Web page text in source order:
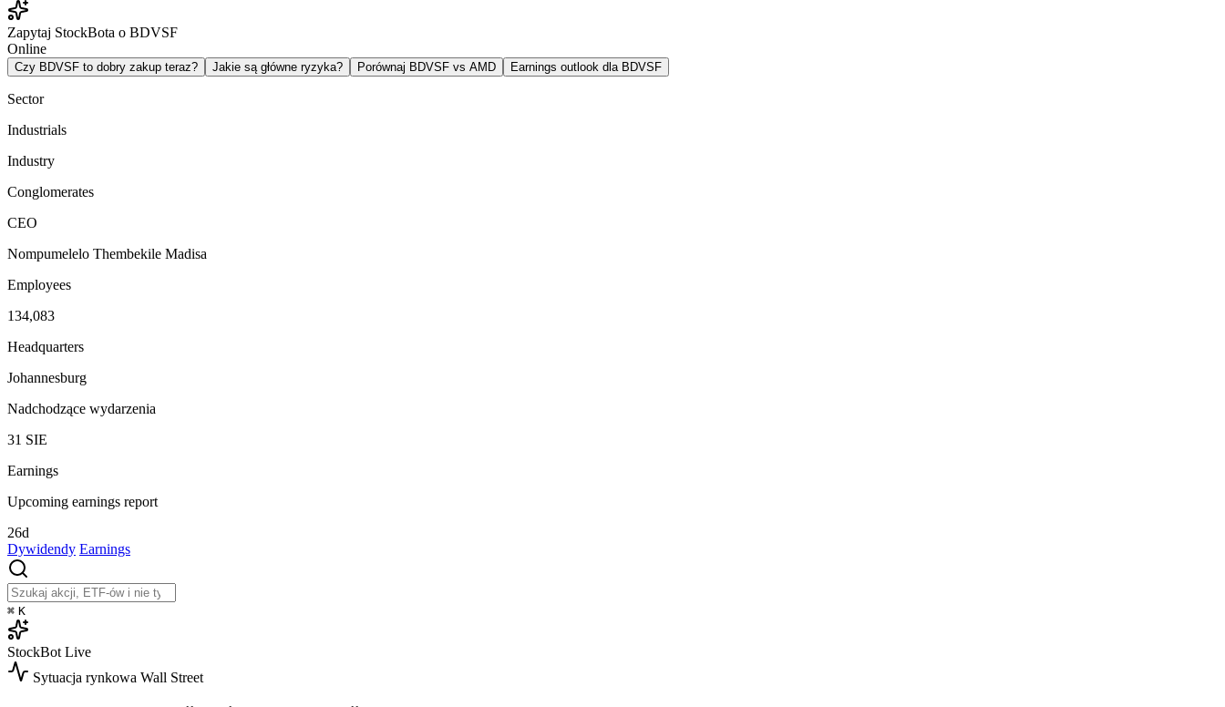
Zapytaj StockBota o BDVSF
Online
Czy BDVSF to dobry zakup teraz? Jakie są główne ryzyka? Porównaj BDVSF vs AMD Earnings outlook dla BDVSF
Sector
Industrials
Industry
Conglomerates
CEO
Nompumelelo Thembekile Madisa
Employees
134,083
Headquarters
Johannesburg
Nadchodzące wydarzenia
31 SIE
Earnings
Upcoming earnings report
26d
Dywidendy Earnings
⌘ K
StockBot Live
Sytuacja rynkowa Wall Street